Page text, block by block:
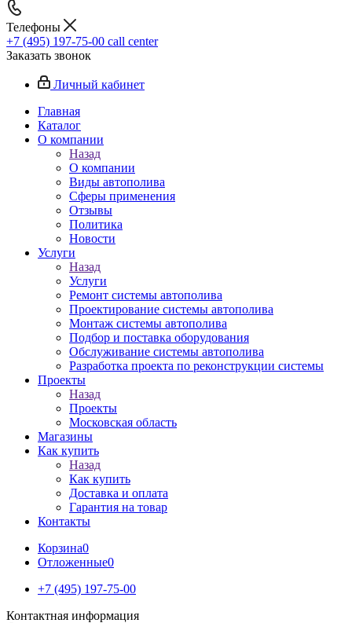
Телефоны
+7 (495) 197-75-00 call center
Заказать звонок
Личный кабинет
Главная
Каталог
О компании
Назад
О компании
Виды автополива
Сферы применения
Отзывы
Политика
Новости
Услуги
Назад
Услуги
Ремонт системы автополива
Проектирование системы автополива
Монтаж системы автополива
Подбор и поставка оборудования
Обслуживание системы автополива
Разработка проекта по реконструкции системы
Проекты
Назад
Проекты
Московская область
Магазины
Как купить
Назад
Как купить
Доставка и оплата
Гарантия на товар
Контакты
Корзина0
Отложенные0
+7 (495) 197-75-00
Контактная информация